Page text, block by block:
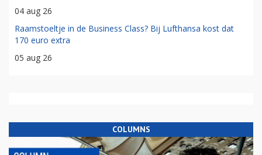
04 aug 26
Raamstoeltje in de Business Class? Bij Lufthansa kost dat
170 euro extra
05 aug 26
COLUMNS